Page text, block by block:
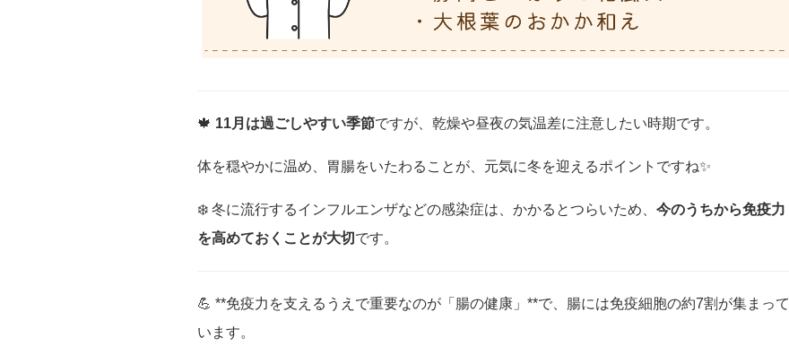
🍁 11月は過ごしやすい季節ですが、乾燥や昼夜の気温差に注意したい時期です。
体を穏やかに温め、胃腸をいたわることが、元気に冬を迎えるポイントですね✨
❄️ 冬に流行するインフルエンザなどの感染症は、かかるとつらいため、 今のうちから免疫力
を高めておくことが大切 です。
💪 **免疫力を支えるうえで重要なのが「腸の健康」**で、腸には免疫細胞の約7割が集まって
います。